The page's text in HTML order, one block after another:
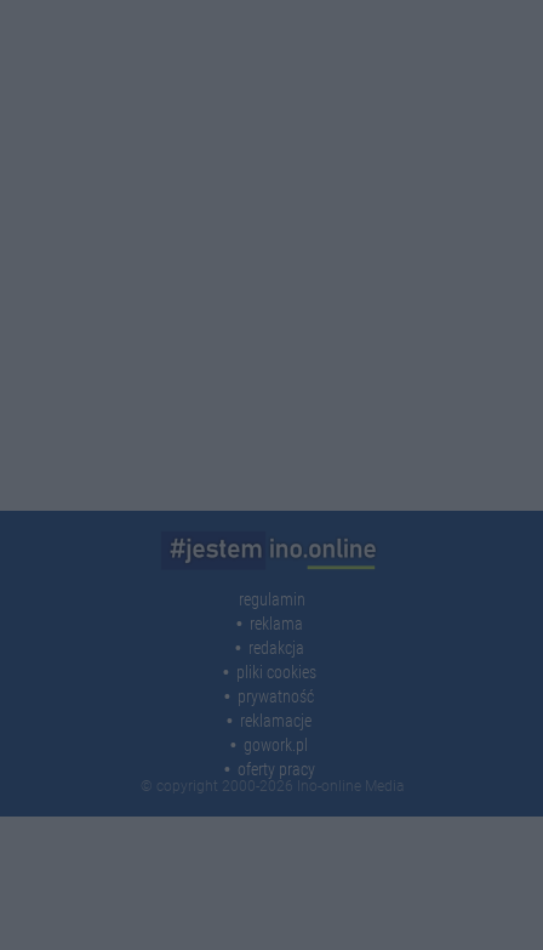
regulamin
reklama
redakcja
pliki cookies
prywatność
reklamacje
gowork.pl
oferty pracy
© copyright 2000-2026 Ino-online Media